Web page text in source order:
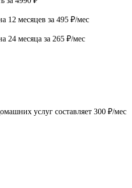
12 месяцев за 495 ₽/мес
24 месяца за 265 ₽/мес
услуг составляет 300 ₽/мес